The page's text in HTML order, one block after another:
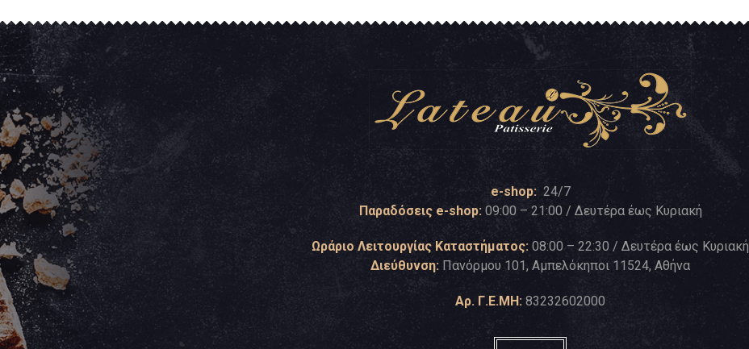
e-shop: 24/7
Παραδόσεις e-shop: 09:00 – 21:00 / Δευτέρα έως Κυριακή
Ωράριο Λειτουργίας Καταστήματος: 08:00 – 22:30 / Δευτέρα έως Κυριακή
Διεύθυνση: Πανόρμου 101, Αμπελόκηποι 11524, Αθήνα
Αρ. Γ.Ε.ΜΗ: 83232602000